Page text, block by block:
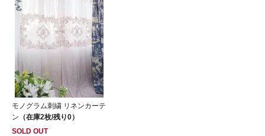
モノグラム刺繍 リネンカーテ
ン （在庫2枚/残り0）
SOLD OUT